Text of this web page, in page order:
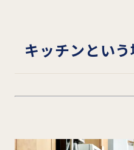
キッチンとい